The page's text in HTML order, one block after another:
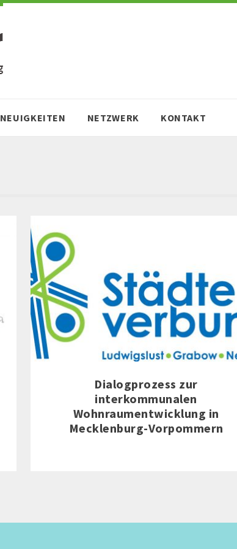
NEUIGKEITEN NETZWERK KONTAKT
Dialogprozess zur
interkommunalen
Wohnraumentwicklung in
Mecklenburg-Vorpommern